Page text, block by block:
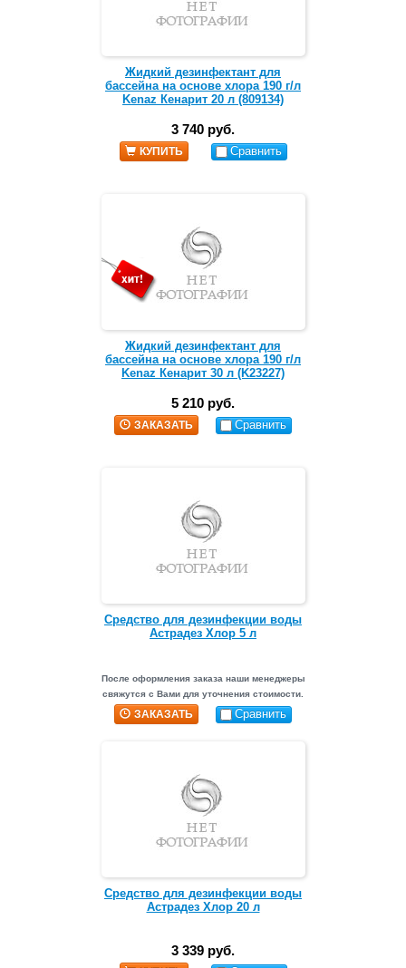
Жидкий дезинфектант для
бассейна на основе хлора 190 г/л
Kenaz Кенарит 20 л (809134)
3 740 руб.
КУПИТЬ Сравнить
Жидкий дезинфектант для
бассейна на основе хлора 190 г/л
Kenaz Кенарит 30 л (K23227)
5 210 руб.
ЗАКАЗАТЬ Сравнить
Средство для дезинфекции воды
Астрадез Хлор 5 л
После оформления заказа наши менеджеры
свяжутся с Вами для уточнения стоимости.
ЗАКАЗАТЬ Сравнить
Средство для дезинфекции воды
Астрадез Хлор 20 л
3 339 руб.